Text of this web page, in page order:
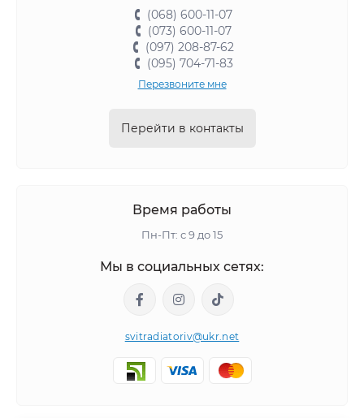
(068) 600-11-07
(073) 600-11-07
(097) 208-87-62
(095) 704-71-83
Перезвоните мне
Перейти в контакты
Время работы
Пн-Пт: с 9 до 15
Мы в социальных сетях:
svitradiatoriv@ukr.net